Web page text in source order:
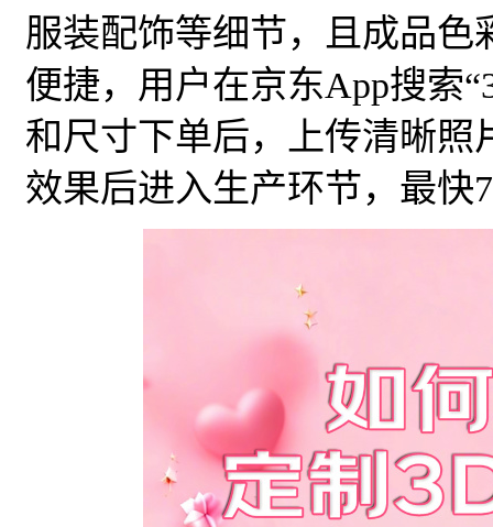
服装配饰等细节，且成品
便捷，用户在京东App搜索
和尺寸下单后，上传清晰
效果后进入生产环节，最快